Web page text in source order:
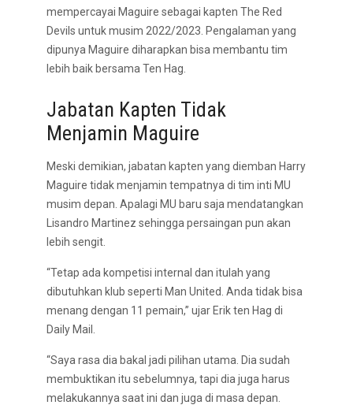
mempercayai Maguire sebagai kapten The Red
Devils untuk musim 2022/2023. Pengalaman yang
dipunya Maguire diharapkan bisa membantu tim
lebih baik bersama Ten Hag.
Jabatan Kapten Tidak
Menjamin Maguire
Meski demikian, jabatan kapten yang diemban Harry
Maguire tidak menjamin tempatnya di tim inti MU
musim depan. Apalagi MU baru saja mendatangkan
Lisandro Martinez sehingga persaingan pun akan
lebih sengit.
“Tetap ada kompetisi internal dan itulah yang
dibutuhkan klub seperti Man United. Anda tidak bisa
menang dengan 11 pemain,” ujar Erik ten Hag di
Daily Mail.
“Saya rasa dia bakal jadi pilihan utama. Dia sudah
membuktikan itu sebelumnya, tapi dia juga harus
melakukannya saat ini dan juga di masa depan.